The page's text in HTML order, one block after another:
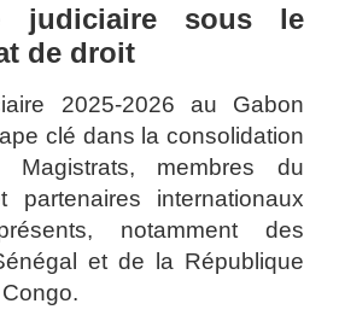
judiciaire sous le
de droit
2025-2026 au Gabon
clé dans la consolidation
Magistrats, membres du
partenaires internationaux
notamment des
et de la République